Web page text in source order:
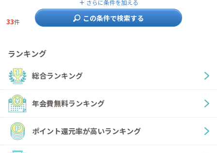
＋ さらに条件を加える
33件 この条件で検索する
ランキング
総合ランキング
年会費無料ランキング
ポイント還元率が高いランキング